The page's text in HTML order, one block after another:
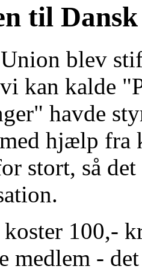
til
blev
kan kalde
havde
hjælp fra
stort, så
koster 100,-
medlem -